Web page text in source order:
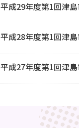
平成29年度第1回津
平成28年度第1回津
平成27年度第1回津